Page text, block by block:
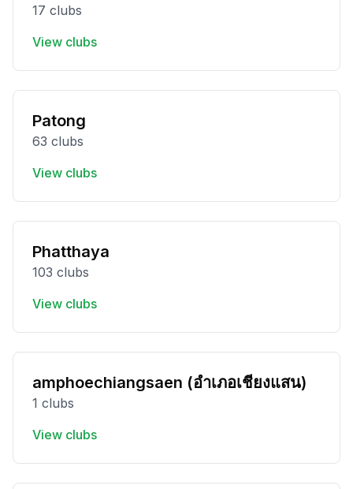
17 clubs
View clubs
Patong
63 clubs
View clubs
Phatthaya
103 clubs
View clubs
amphoechiangsaen (อำเภอเชียงแสน)
1 clubs
View clubs